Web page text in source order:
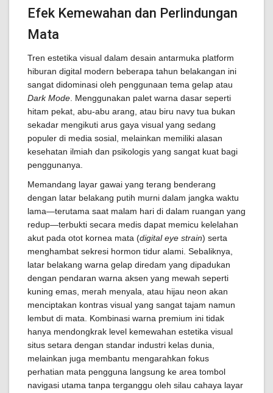
Efek Kemewahan dan Perlindungan
Mata
Tren estetika visual dalam desain antarmuka platform
hiburan digital modern beberapa tahun belakangan ini
sangat didominasi oleh penggunaan tema gelap atau
Dark Mode . Menggunakan palet warna dasar seperti
hitam pekat, abu-abu arang, atau biru navy tua bukan
sekadar mengikuti arus gaya visual yang sedang
populer di media sosial, melainkan memiliki alasan
kesehatan ilmiah dan psikologis yang sangat kuat bagi
penggunanya.
Memandang layar gawai yang terang benderang
dengan latar belakang putih murni dalam jangka waktu
lama—terutama saat malam hari di dalam ruangan yang
redup—terbukti secara medis dapat memicu kelelahan
akut pada otot kornea mata (digital eye strain) serta
menghambat sekresi hormon tidur alami. Sebaliknya,
latar belakang warna gelap diredam yang dipadukan
dengan pendaran warna aksen yang mewah seperti
kuning emas, merah menyala, atau hijau neon akan
menciptakan kontras visual yang sangat tajam namun
lembut di mata. Kombinasi warna premium ini tidak
hanya mendongkrak level kemewahan estetika visual
situs setara dengan standar industri kelas dunia,
melainkan juga membantu mengarahkan fokus
perhatian mata pengguna langsung ke area tombol
navigasi utama tanpa terganggu oleh silau cahaya layar